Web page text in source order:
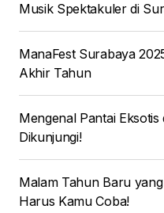
Musik Spektakuler di
ManaFest Surabaya
Akhir Tahun
Mengenal Pantai
Dikunjungi!
Malam Tahun Baru
Harus Kamu Coba!